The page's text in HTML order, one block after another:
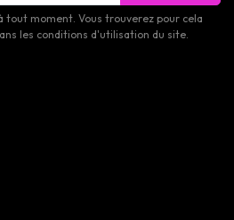
tout moment. Vous trouverez pour cela
les conditions d'utilisation du site.